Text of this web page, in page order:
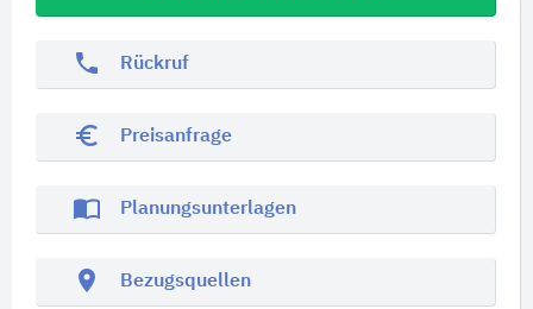
phone Rückruf
euro_symbol Preisanfrage
import_contacts Planungsunterlagen
location_on Bezugsquellen